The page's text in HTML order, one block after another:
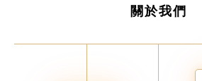
關於我們